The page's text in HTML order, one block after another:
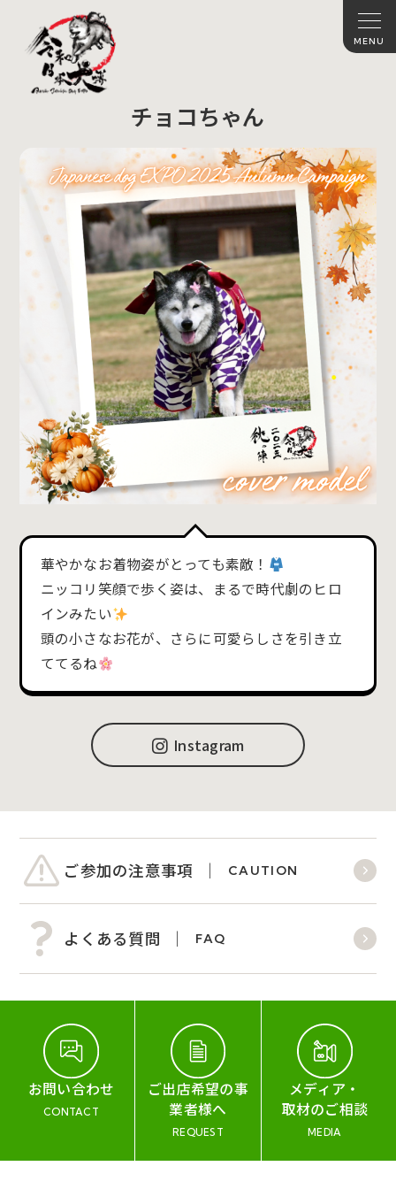
チョコちゃん
華やかなお着物姿がとっても素敵！
ニッコリ笑顔で歩く姿は、まるで時代劇のヒロ
インみたい
頭の小さなお花が、さらに可愛らしさを引き立
ててるね
Instagram
ご参加の注意事項 CAUTION
よくある質問 FAQ
お問い合わせ
CONTACT
ご出店希望の事
業者様へ
REQUEST
メディア・
取材のご相談
MEDIA